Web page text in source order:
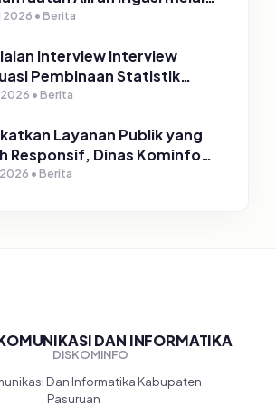
dalam Program TIRTA
2026 • Berita
Interview Interview
Pembinaan Statistik
Kabupaten Pasuruan
2026 • Berita
Layanan Publik yang
Responsif, Dinas Kominfo
Sosialisasi SP4N Lapor di
2026 • Berita
DAN INFORMATIKA
DISKOMINFO
Dan Informatika Kabupaten
Pasuruan